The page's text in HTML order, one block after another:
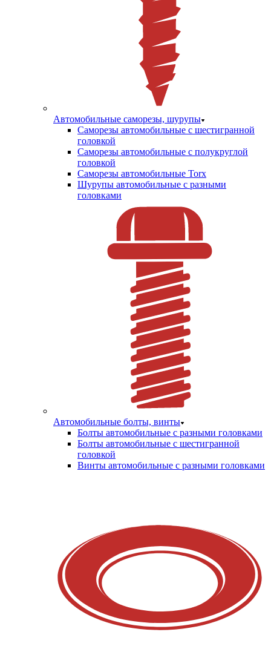
Автомобильные саморезы, шурупы
Саморезы автомобильные с шестигранной
головкой
Саморезы автомобильные с полукруглой
головкой
Саморезы автомобильные Torx
Шурупы автомобильные с разными
головками
Автомобильные болты, винты
Болты автомобильные с разными головками
Болты автомобильные с шестигранной
головкой
Винты автомобильные с разными головками